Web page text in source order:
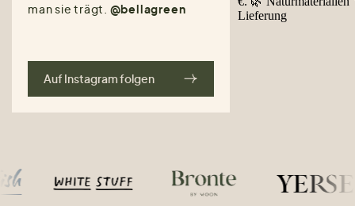
man sie trägt. @bellagreen
Auf Instagram folgen